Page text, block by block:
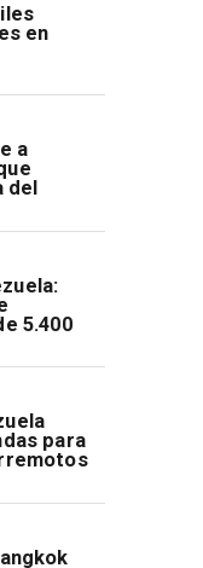
en
a
5.400
para